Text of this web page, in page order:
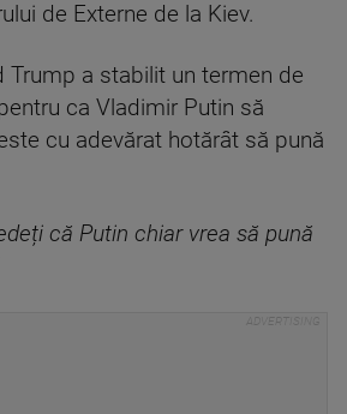
de Externe de la Kiev.
Trump a stabilit un termen de
ca Vladimir Putin să
cu adevărat hotărât să pună
că Putin chiar vrea să pună